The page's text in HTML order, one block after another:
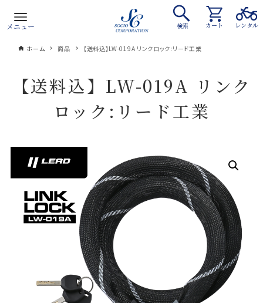
メニュー 検索 カート レンタル
ホーム 商品 【送料込】LW-019A リンクロック:リード工業
【送料込】LW-019A リンク
ロック:リード工業